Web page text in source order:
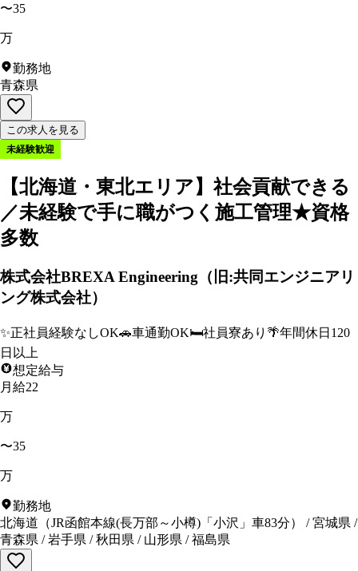
〜35
万
勤務地
青森県
この求人を見る
未経験歓迎
【北海道・東北エリア】社会貢献できる
／未経験で手に職がつく施工管理★資格
多数
株式会社BREXA Engineering（旧:共同エンジニアリ
ング株式会社）
✨正社員経験なしOK🚗車通勤OK🛏️社員寮あり 🌴年間休日120
日以上
想定給与
月給22
万
〜35
万
勤務地
北海道 （JR函館本線(長万部～小樽)「小沢」車83分） /宮城県 /
青森県 /岩手県 /秋田県 / 山形県 /福島県